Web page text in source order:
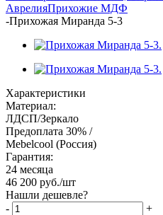
АврелияПрихожие МДФ
-Прихожая Миранда 5-3
Характеристики
Материал:
ЛДСП/Зеркало
Предоплата 30% /
Mebelcool (Россия)
Гарантия:
24 месяца
46 200 руб./шт
Нашли дешевле?
-
+